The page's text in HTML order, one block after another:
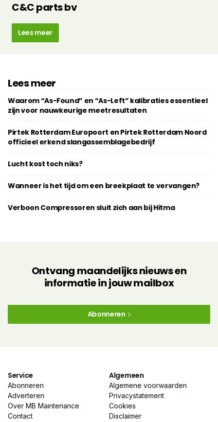
C&C parts bv
Lees meer
Lees meer
Waarom “As-Found” en “As-Left” kalibraties essentieel
zijn voor nauwkeurige meetresultaten
Pirtek Rotterdam Europoort en Pirtek Rotterdam Noord
officieel erkend slangassemblagebedrijf
Lucht kost toch niks?
Wanneer is het tijd om een breekplaat te vervangen?
Verboon Compressoren sluit zich aan bij Hitma
Ontvang maandelijks nieuws en
informatie in jouw mailbox
Abonneren
Service
Abonneren
Adverteren
Over MB Maintenance
Contact
Algemeen
Algemene voorwaarden
Privacystatement
Cookies
Disclaimer